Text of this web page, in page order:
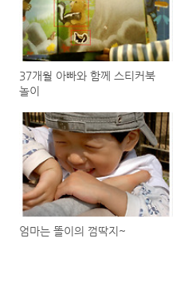
37개월 아빠와 함께 스티커북
놀이
엄마는 똘이의 껌딱지~